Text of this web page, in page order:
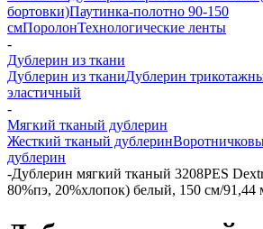
бортовки)Паутинка-полотно 90-150
смПоролонТехнологические ленты
-
Дублерин из ткани
Дублерин из тканиДублерин
эластичный
-
Мягкий тканый дублерин
Жесткий тканый дублерин
дублерин
-Дублерин мягкий тканый 3208PES
80%пэ, 20%хлопок) белый, 150 см/91,44